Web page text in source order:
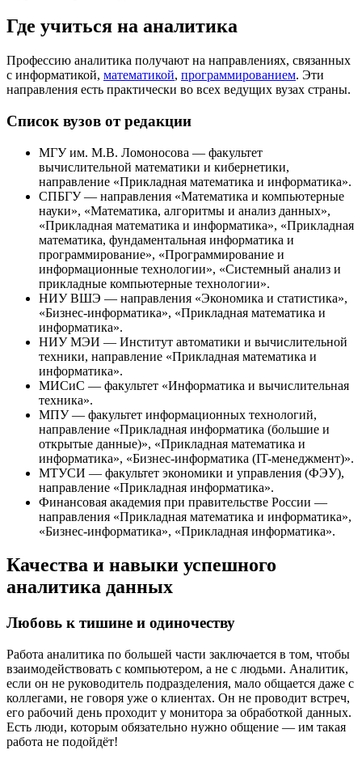
Где учиться на аналитика
Профессию аналитика получают на направлениях, связанных
с информатикой, математикой, программированием. Эти
направления есть практически во всех ведущих вузах страны.
Список вузов от редакции
МГУ им. М.В. Ломоносова — факультет
вычислительной математики и кибернетики,
направление «Прикладная математика и информатика».
СПБГУ — направления «Математика и компьютерные
науки», «Математика, алгоритмы и анализ данных»,
«Прикладная математика и информатика», «Прикладная
математика, фундаментальная информатика и
программирование», «Программирование и
информационные технологии», «Системный анализ и
прикладные компьютерные технологии».
НИУ ВШЭ — направления «Экономика и статистика»,
«Бизнес-информатика», «Прикладная математика и
информатика».
НИУ МЭИ — Институт автоматики и вычислительной
техники, направление «Прикладная математика и
информатика».
МИСиС — факультет «Информатика и вычислительная
техника».
МПУ — факультет информационных технологий,
направление «Прикладная информатика (большие и
открытые данные)», «Прикладная математика и
информатика», «Бизнес-информатика (IT-менеджмент)».
МТУСИ — факультет экономики и управления (ФЭУ),
направление «Прикладная информатика».
Финансовая академия при правительстве России —
направления «Прикладная математика и информатика»,
«Бизнес-информатика», «Прикладная информатика».
Качества и навыки успешного
аналитика данных
Любовь к тишине и одиночеству
Работа аналитика по большей части заключается в том, чтобы
взаимодействовать с компьютером, а не с людьми. Аналитик,
если он не руководитель подразделения, мало общается даже с
коллегами, не говоря уже о клиентах. Он не проводит встреч,
его рабочий день проходит у монитора за обработкой данных.
Есть люди, которым обязательно нужно общение — им такая
работа не подойдёт!